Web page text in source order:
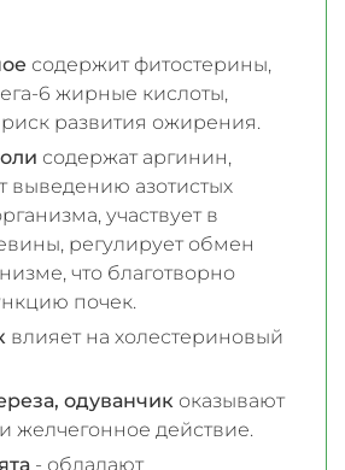
содержит фитостерины,
6 жирные кислоты,
развития ожирения.
содержат аргинин,
выведению азотистых
участвует в
регулирует обмен
что благотворно
почек.
влияет на холестериновый
одуванчик оказывают
желчегонное действие.
- обладают